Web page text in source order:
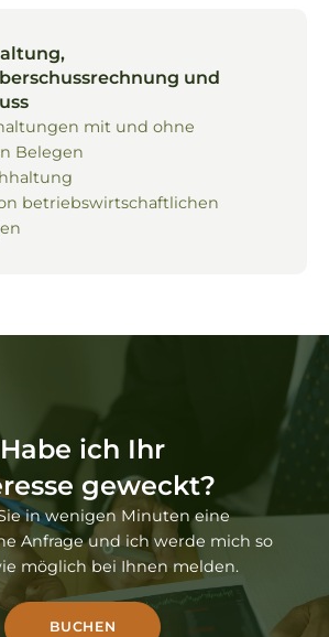
und
mit und ohne
Belegen
betriebswirtschaftlichen
Habe ich Ihr
geweckt?
in wenigen Minuten eine
Anfrage und ich werde mich so
möglich bei Ihnen melden.
BUCHEN